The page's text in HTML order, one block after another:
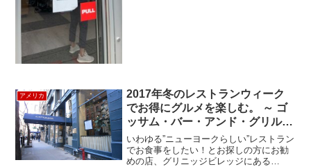
アメリカ
2017年冬のレストランウィーク
でお得にグルメを楽しむ。 ～ ゴ
ッサム・バー・アンド・グリル：
Gotham Bar and Grill ～
いわゆる”ニューヨークらしい”レストラン
でお食事をしたい！とお探しの方にお勧
めの店、グリニッジビレッジにある